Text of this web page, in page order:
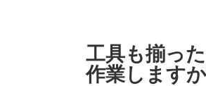
工具も揃っ
作業しますか